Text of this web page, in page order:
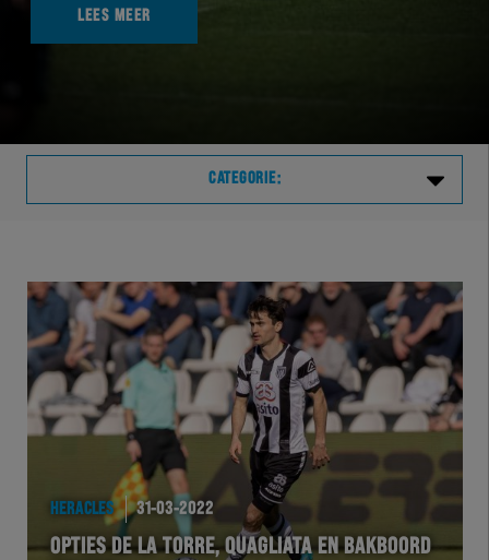
LEES MEER
CATEGORIE:
VVVHER
TELHER
HERVOL
EXCHER
HERACLES 31-03-2022
OPTIES DE LA TORRE, QUAGLIATA EN BAKBOORD